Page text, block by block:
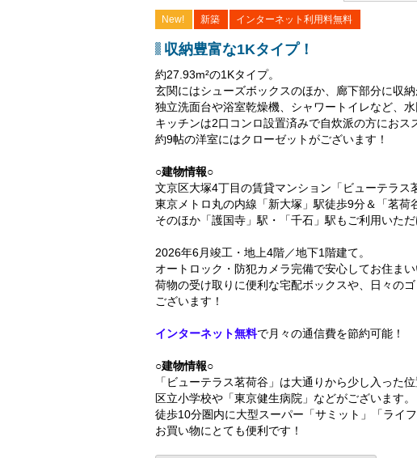
New! 新築 インターネット利用料無料
収納豊富な1Kタイプ！
約27.93m²の1Kタイプ。
玄関にはシューズボックスのほか、廊下部分に収納
独立洗面台や浴室乾燥機、シャワートイレなど、水
キッチンは2口コンロ設置済みで自炊派の方におス
約9帖の洋室にはクローゼットがございます！
○建物情報○
文京区大塚4丁目の賃貸マンション「ビューテラス
東京メトロ丸の内線「新大塚」駅徒歩9分＆「茗荷
そのほか「護国寺」駅・「千石」駅もご利用いただ
2026年6月竣工・地上4階／地下1階建て。
オートロック・防犯カメラ完備で安心してお住まい
荷物の受け取りに便利な宅配ボックスや、日々の
ございます！
インターネット無料で月々の通信費を節約可能！
○建物情報○
「ビューテラス茗荷谷」は大通りから少し入った
区立小学校や「東京健生病院」などがございます。
徒歩10分圏内に大型スーパー「サミット」「ライ
お買い物にとても便利です！